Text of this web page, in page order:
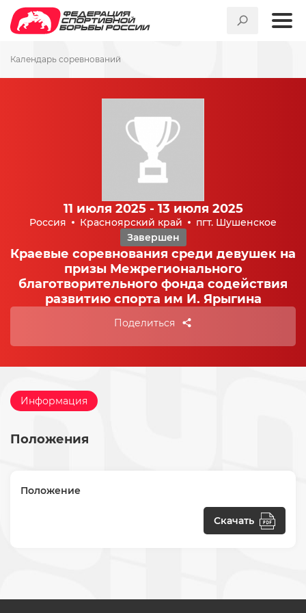
Календарь соревнований
11 июля 2025 - 13 июля 2025
Россия Красноярский край
пгт. Шушенское
Завершен
Краевые соревнования среди девушек на
призы Межрегионального
благотворительного фонда содействия
развитию спорта им И. Ярыгина
Поделиться
Информация
Положения
Положение
Скачать